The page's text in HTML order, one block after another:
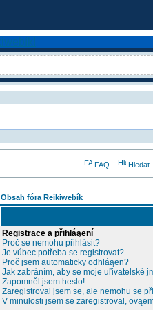
FAQ Hledat
Obsah fóra Reikiwebík
Registrace a přihláąení
Proč se nemohu přihlásit?
Je vůbec potřeba se registrovat?
Proč jsem automaticky odhláąen?
Jak zabráním, aby se moje uľivatelské
Zapomněl jsem heslo!
Zaregistroval jsem se, ale nemohu se
V minulosti jsem se zaregistroval,